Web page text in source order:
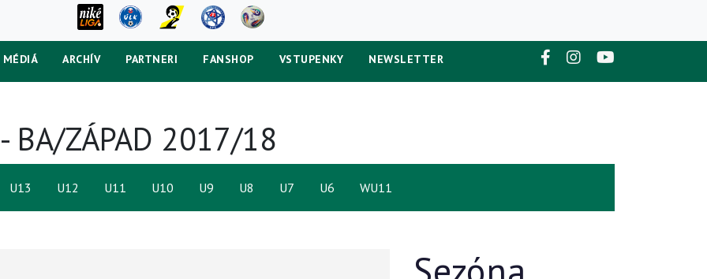
MÉDIÁ ARCHÍV PARTNERI FANSHOP VSTUPENKY NEWSLETTER
BA/ZÁPAD 2017/18
U13 U12 U11 U10 U9 U8 U7 U6 WU11